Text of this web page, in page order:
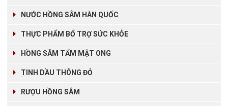
NƯỚC HỒNG SÂM HÀN QUỐC
THỰC PHẨM BỔ TRỢ SỨC KHỎE
HỒNG SÂM TẨM MẬT ONG
TINH DẦU THÔNG ĐỎ
RƯỢU HỒNG SÂM